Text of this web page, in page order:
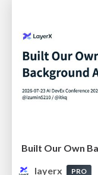
Built Our Own
layerx
PRO